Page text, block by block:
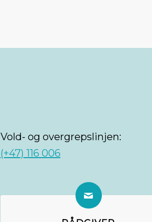
Vold- og overgrepslinjen:
(+47) 116 006